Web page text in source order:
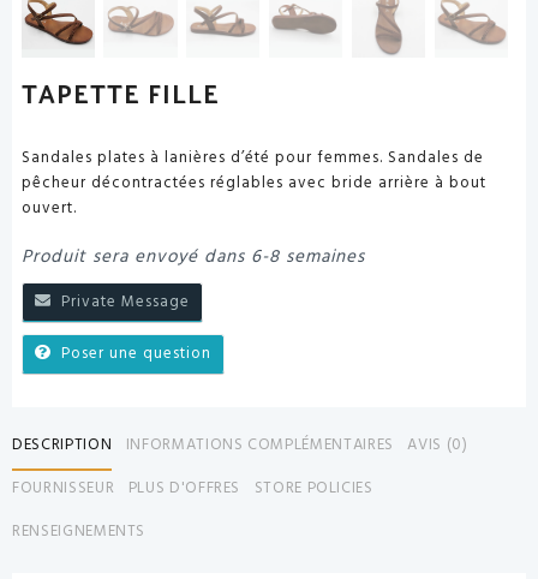
TAPETTE FILLE
Sandales plates à lanières d’été pour femmes. Sandales de
pêcheur décontractées réglables avec bride arrière à bout
ouvert.
Produit sera envoyé dans 6-8 semaines
Private Message
Poser une question
DESCRIPTION INFORMATIONS COMPLÉMENTAIRES
AVIS (0)
FOURNISSEUR
PLUS D'OFFRES
STORE POLICIES
RENSEIGNEMENTS